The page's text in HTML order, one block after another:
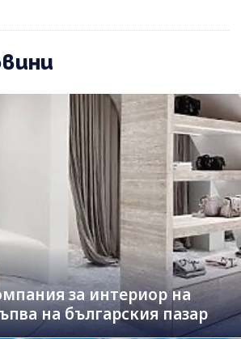
за интериор на
на българския пазар